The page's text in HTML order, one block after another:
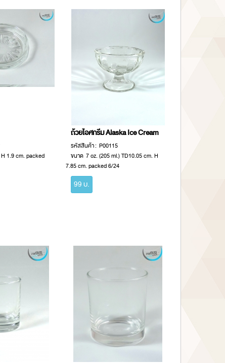
1.9 cm. packed
ถ้วยไอศกรีม Alaska Ice Cream
รหัสสินค้า : P00115
ขนาด 7 oz. (205 ml.) TD10.05 cm. H
7.85 cm. packed 6/24
99 บ.